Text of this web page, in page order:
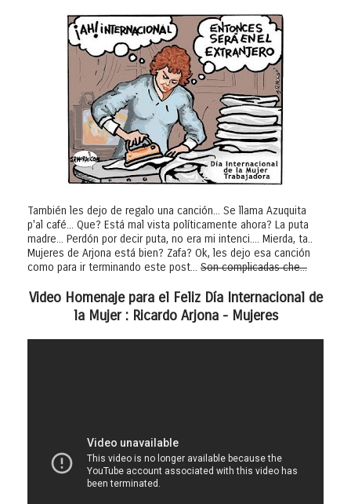
También les dejo de regalo una canción... Se llama Azuquita
p'al café... Que? Está mal vista políticamente ahora? La puta
madre... Perdón por decir puta, no era mi intenci.... Mierda, ta..
Mujeres de Arjona está bien? Zafa? Ok, les dejo esa canción
como para ir terminando este post... Son complicadas che...
Video Homenaje para el Feliz Día Internacional de
la Mujer : Ricardo Arjona - Mujeres